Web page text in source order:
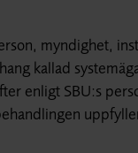
myndighet,
kallad
enligt SBU:s